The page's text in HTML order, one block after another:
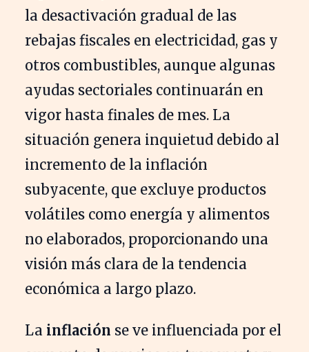
la desactivación gradual de las
rebajas fiscales en electricidad, gas y
otros combustibles, aunque algunas
ayudas sectoriales continuarán en
vigor hasta finales de mes. La
situación genera inquietud debido al
incremento de la inflación
subyacente, que excluye productos
volátiles como energía y alimentos
no elaborados, proporcionando una
visión más clara de la tendencia
económica a largo plazo.
La inflación se ve influenciada por el